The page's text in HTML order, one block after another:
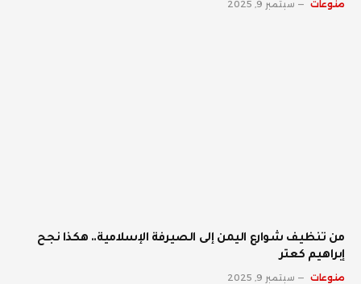
منوعات سبتمبر 9, 2025
من تنظيف شوارع اليمن إلى الصيرفة الإسلامية.. هكذا نجح
إبراهيم كعتر
منوعات سبتمبر 9, 2025